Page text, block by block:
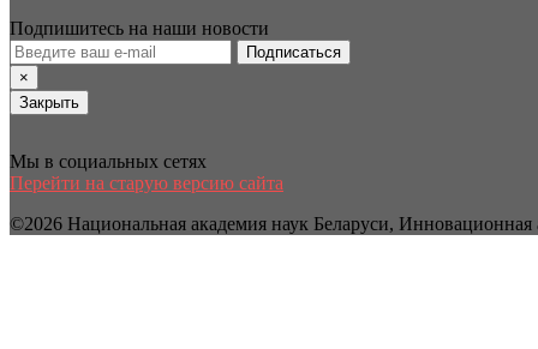
Подпишитесь на наши новости
Подписаться
×
Закрыть
Мы в социальных сетях
Перейти на старую версию сайта
©2026 Национальная академия наук Беларуси,